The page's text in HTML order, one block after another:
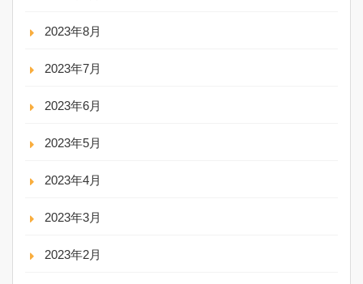
2023年8月
2023年7月
2023年6月
2023年5月
2023年4月
2023年3月
2023年2月